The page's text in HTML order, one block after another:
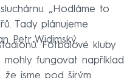
„Hodláme to
Tady plánujeme
Petr Widimský.
Fotbalové kluby
fungovat například
že jsme pod širým